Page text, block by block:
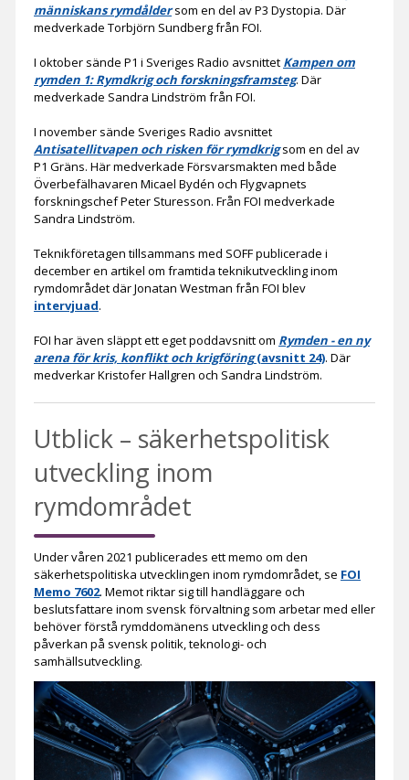
människans rymdåldersom en del av P3 Dystopia. Där
medverkade Torbjörn Sundberg från FOI.
I oktober sände P1 i Sveriges Radio avsnittet Kampen om
rymden 1: Rymdkrig och forskningsframsteg. Där
medverkade Sandra Lindström från FOI.
I november sände Sveriges Radio avsnittet
Antisatellitvapen och risken för rymdkrigsom en del av
P1 Gräns. Här medverkade Försvarsmakten med både
Överbefälhavaren Micael Bydén och Flygvapnets
forskningschef Peter Sturesson. Från FOI medverkade
Sandra Lindström.
Teknikföretagen tillsammans med SOFF publicerade i
december en artikel om framtida teknikutveckling inom
rymdområdet där Jonatan Westman från FOI blev
intervjuad.
FOI har även släppt ett eget poddavsnitt om Rymden - en ny
arena för kris, konflikt och krigföring(avsnitt 24). Där
medverkar Kristofer Hallgren och Sandra Lindström.
Utblick – säkerhetspolitisk
utveckling inom
rymdområdet
Under våren 2021 publicerades ett memo om den
säkerhetspolitiska utvecklingen inom rymdområdet, se FOI
Memo 7602. Memot riktar sig till handläggare och
beslutsfattare inom svensk förvaltning som arbetar med eller
behöver förstå rymddomänens utveckling och dess
påverkan på svensk politik, teknologi- och
samhällsutveckling.